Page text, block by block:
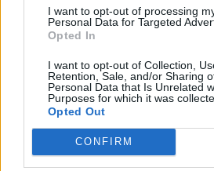
I want to opt-out of processing
Personal Data for Targeted
Opted In
I want to opt-out of Collection,
Retention, Sale, and/or Sharing
Personal Data that Is Unrelated
Purposes for which it was
Opted Out
CONFIRM
Előfizetés
MÁR ELŐFIZETŐNK VAGY?